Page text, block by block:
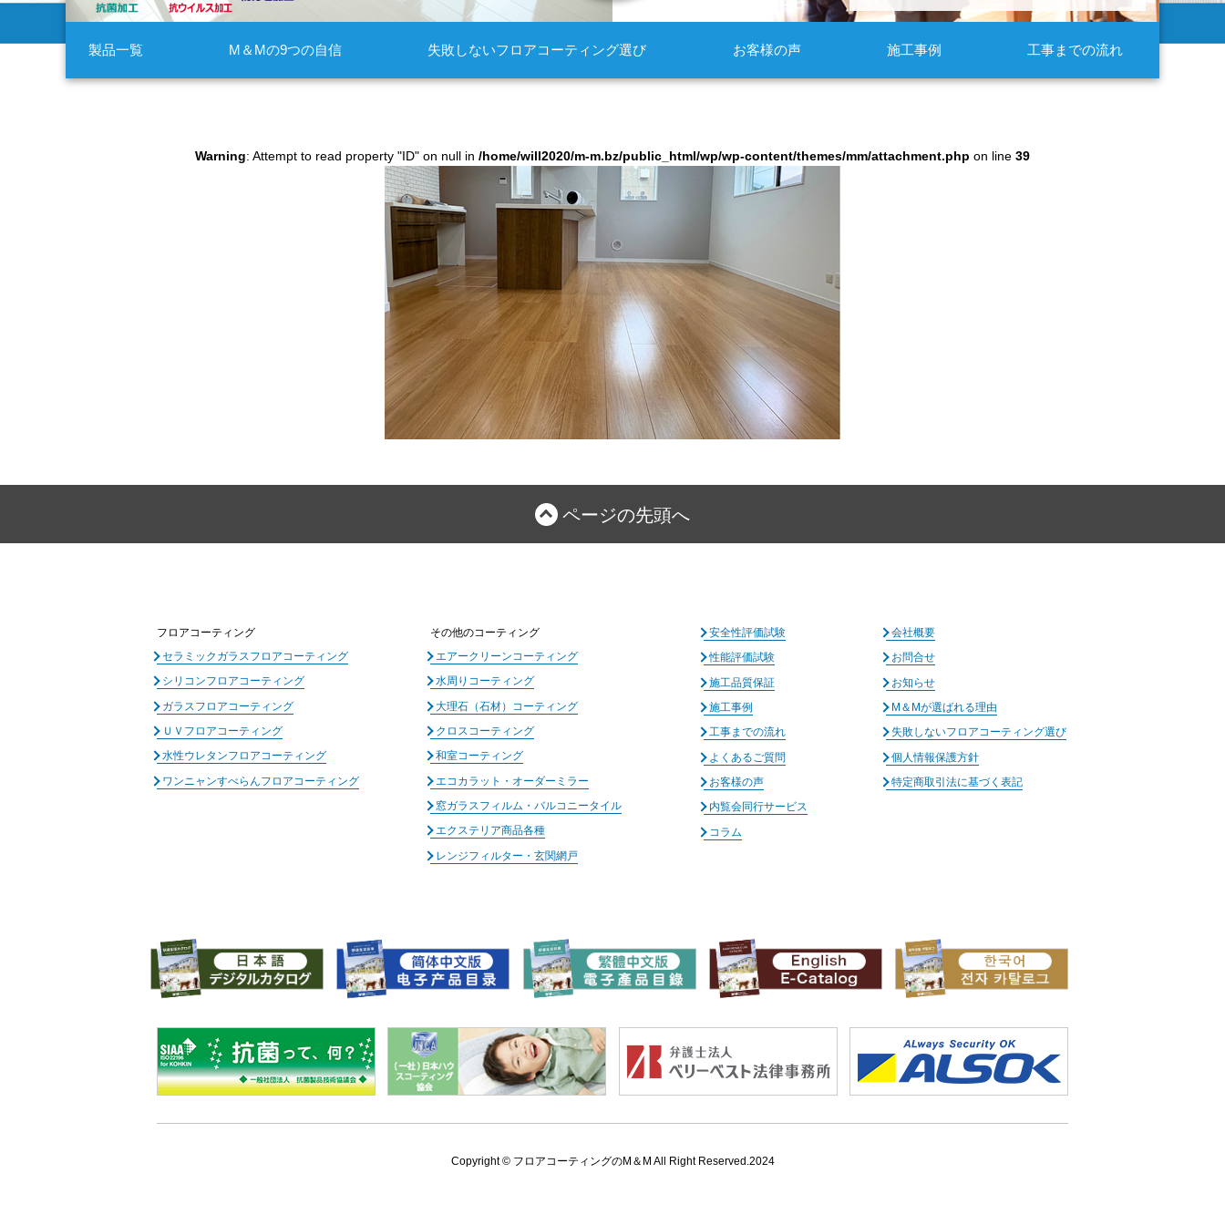
製品一覧 M＆Mの9つの自信 失敗しないフロアコーティング選び お客様の声 施工事例 工事までの流れ
Warning: Attempt to read property "ID" on null in /home/will2020/m-m.bz/public_html/wp/wp-content/themes/mm/attachment.php on line 39
ページの先頭へ
フロアコーティング
セラミックガラスフロアコーティング
シリコンフロアコーティング
ガラスフロアコーティング
ＵＶフロアコーティング
水性ウレタンフロアコーティング
ワンニャンすべらんフロアコーティング
その他のコーティング
エアークリーンコーティング
水周りコーティング
大理石（石材）コーティング
クロスコーティング
和室コーティング
エコカラット・オーダーミラー
窓ガラスフィルム・バルコニータイル
エクステリア商品各種
レンジフィルター・玄関網戸
安全性評価試験
性能評価試験
施工品質保証
施工事例
工事までの流れ
よくあるご質問
お客様の声
内覧会同行サービス
コラム
会社概要
お問合せ
お知らせ
M＆Mが選ばれる理由
失敗しないフロアコーティング選び
個人情報保護方針
特定商取引法に基づく表記
Copyright © フロアコーティングのM＆M All Right Reserved.2024